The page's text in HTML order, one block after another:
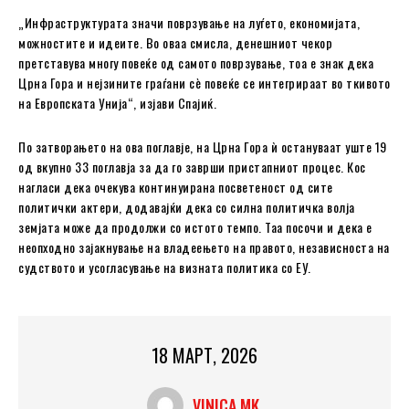
„Инфраструктурата значи поврзување на луѓето, економијата,
можностите и идеите. Во оваа смисла, денешниот чекор
претставува многу повеќе од самото поврзување, тоа е знак дека
Црна Гора и нејзините граѓани сè повеќе се интегрираат во ткивото
на Европската Унија“, изјави Спајиќ.
По затворањето на ова поглавје, на Црна Гора ѝ остануваат уште 19
од вкупно 33 поглавја за да го заврши пристапниот процес. Кос
нагласи дека очекува континуирана посветеност од сите
политички актери, додавајќи дека со силна политичка волја
земјата може да продолжи со истото темпо. Таа посочи и дека е
неопходно зајакнување на владеењето на правото, независноста на
судството и усогласување на визната политика со ЕУ.
18 МАРТ, 2026